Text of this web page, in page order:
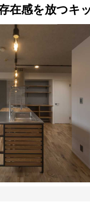
在感を放つキ